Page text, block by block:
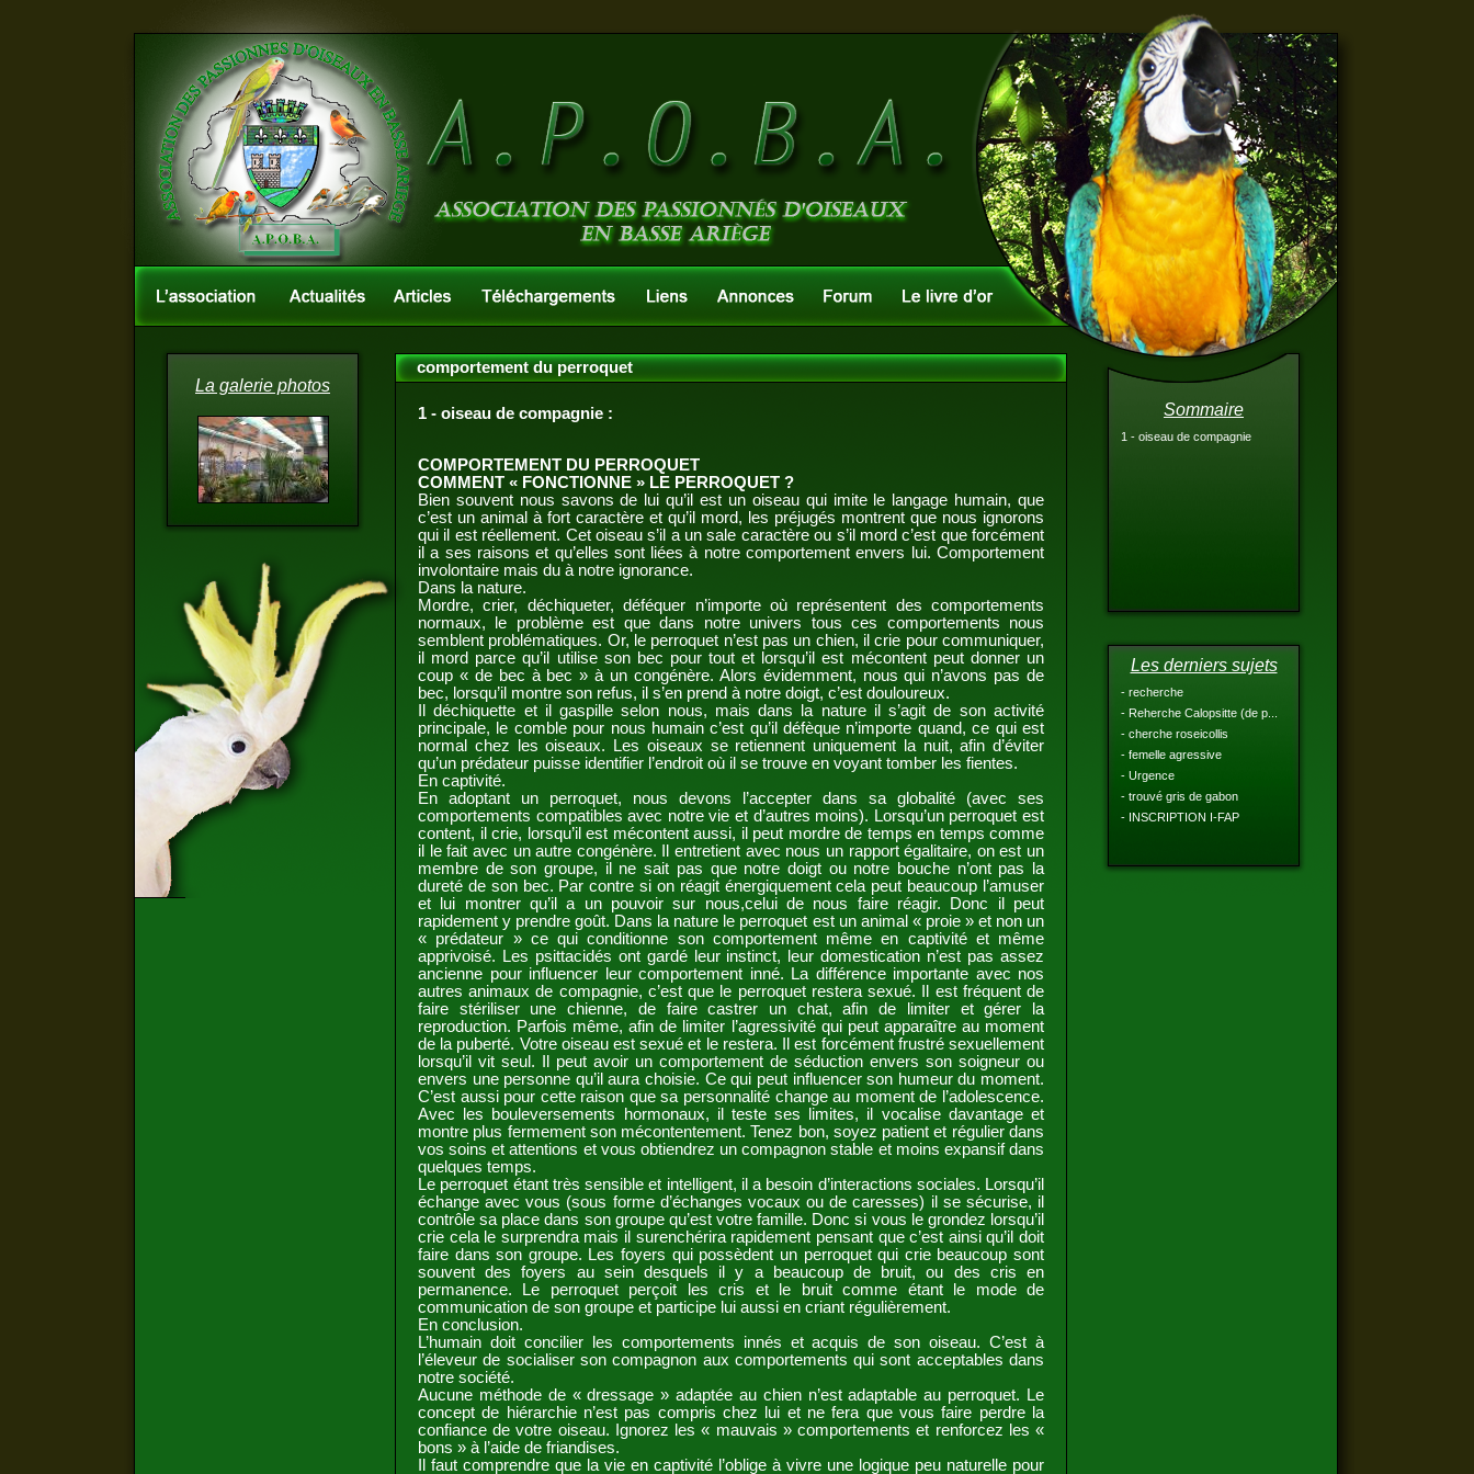
La galerie photos
comportement du perroquet
1 - oiseau de compagnie :
COMPORTEMENT DU PERROQUET
COMMENT « FONCTIONNE » LE PERROQUET ?
Bien souvent nous savons de lui qu’il est un oiseau qui imite le langage humain, que
c’est un animal à fort caractère et qu’il mord, les préjugés montrent que nous ignorons
qui il est réellement. Cet oiseau s’il a un sale caractère ou s’il mord c’est que forcément
il a ses raisons et qu’elles sont liées à notre comportement envers lui. Comportement
involontaire mais du à notre ignorance.
Dans la nature.
Mordre, crier, déchiqueter, déféquer n’importe où représentent des comportements
normaux, le problème est que dans notre univers tous ces comportements nous
semblent problématiques. Or, le perroquet n’est pas un chien, il crie pour communiquer,
il mord parce qu’il utilise son bec pour tout et lorsqu’il est mécontent peut donner un
coup « de bec à bec » à un congénère. Alors évidemment, nous qui n’avons pas de
bec, lorsqu’il montre son refus, il s’en prend à notre doigt, c’est douloureux.
Il déchiquette et il gaspille selon nous, mais dans la nature il s’agit de son activité
principale, le comble pour nous humain c’est qu’il défèque n’importe quand, ce qui est
normal chez les oiseaux. Les oiseaux se retiennent uniquement la nuit, afin d’éviter
qu’un prédateur puisse identifier l’endroit où il se trouve en voyant tomber les fientes.
En captivité.
En adoptant un perroquet, nous devons l’accepter dans sa globalité (avec ses
comportements compatibles avec notre vie et d’autres moins). Lorsqu’un perroquet est
content, il crie, lorsqu’il est mécontent aussi, il peut mordre de temps en temps comme
il le fait avec un autre congénère. Il entretient avec nous un rapport égalitaire, on est un
membre de son groupe, il ne sait pas que notre doigt ou notre bouche n’ont pas la
dureté de son bec. Par contre si on réagit énergiquement cela peut beaucoup l’amuser
et lui montrer qu’il a un pouvoir sur nous,celui de nous faire réagir. Donc il peut
rapidement y prendre goût. Dans la nature le perroquet est un animal « proie » et non un
« prédateur » ce qui conditionne son comportement même en captivité et même
apprivoisé. Les psittacidés ont gardé leur instinct, leur domestication n’est pas assez
ancienne pour influencer leur comportement inné. La différence importante avec nos
autres animaux de compagnie, c’est que le perroquet restera sexué. Il est fréquent de
faire stériliser une chienne, de faire castrer un chat, afin de limiter et gérer la
reproduction. Parfois même, afin de limiter l’agressivité qui peut apparaître au moment
de la puberté. Votre oiseau est sexué et le restera. Il est forcément frustré sexuellement
lorsqu’il vit seul. Il peut avoir un comportement de séduction envers son soigneur ou
envers une personne qu’il aura choisie. Ce qui peut influencer son humeur du moment.
C’est aussi pour cette raison que sa personnalité change au moment de l’adolescence.
Avec les bouleversements hormonaux, il teste ses limites, il vocalise davantage et
montre plus fermement son mécontentement. Tenez bon, soyez patient et régulier dans
vos soins et attentions et vous obtiendrez un compagnon stable et moins expansif dans
quelques temps.
Le perroquet étant très sensible et intelligent, il a besoin d’interactions sociales. Lorsqu’il
échange avec vous (sous forme d’échanges vocaux ou de caresses) il se sécurise, il
contrôle sa place dans son groupe qu’est votre famille. Donc si vous le grondez lorsqu’il
crie cela le surprendra mais il surenchérira rapidement pensant que c’est ainsi qu’il doit
faire dans son groupe. Les foyers qui possèdent un perroquet qui crie beaucoup sont
souvent des foyers au sein desquels il y a beaucoup de bruit, ou des cris en
permanence. Le perroquet perçoit les cris et le bruit comme étant le mode de
communication de son groupe et participe lui aussi en criant régulièrement.
En conclusion.
L’humain doit concilier les comportements innés et acquis de son oiseau. C’est à
l’éleveur de socialiser son compagnon aux comportements qui sont acceptables dans
notre société.
Aucune méthode de « dressage » adaptée au chien n’est adaptable au perroquet. Le
concept de hiérarchie n’est pas compris chez lui et ne fera que vous faire perdre la
confiance de votre oiseau. Ignorez les « mauvais » comportements et renforcez les «
bons » à l’aide de friandises.
Il faut comprendre que la vie en captivité l’oblige à vivre une logique peu naturelle pour
Sommaire
1 - oiseau de compagnie
Les derniers sujets
- recherche
- Reherche Calopsitte (de p...
- cherche roseicollis
- femelle agressive
- Urgence
- trouvé gris de gabon
- INSCRIPTION I-FAP